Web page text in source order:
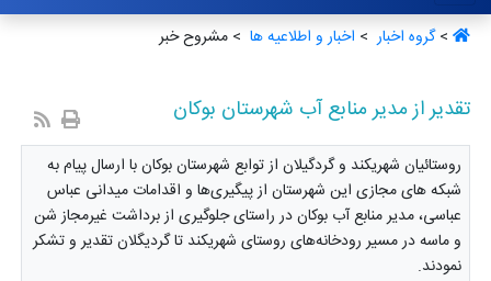
>گروه اخبار ‏ > اخبار و اطلاعیه ها ‏ > مشروح خبر
تقدیر از مدیر منابع آب شهرستان بوکان
روستائیان شهریکند و گردگیلان از توابع شهرستان بوکان با ارسال پیام به
شبکه های مجازی این شهرستان از پیگیری‌ها و اقدامات میدانی عباس
عباسی، مدیر منابع آب بوکان در راستای جلوگیری از برداشت غیرمجاز شن
و ماسه در مسیر رودخانه‌های روستای شهریکند تا گردیگلان تقدیر و تشکر
نمودند.